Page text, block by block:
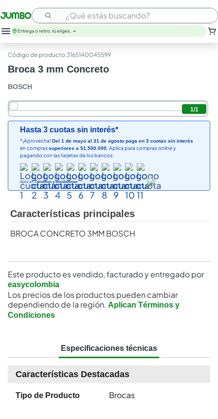
¿Qué estás buscando?
Entrega o retiro, tú eliges.
:3165140045599
Broca 3 mm Concreto
BOSCH
1/1
Hasta 3 cuotas sin interés*
*¡Aprovecha! Del 1 de mayo al 31 de agosto paga en 3 cuotas sin interés
en comprassuperiores a $1.500.000. Aplica para compras online y
pagando con las tarjetas de los bancos:
AplicanTérminos y condiciones
Características principales
BROCA CONCRETO 3MM BOSCH
Este producto es vendido, facturado y entregado por
easycolombia
Los precios de los productos pueden cambiar
dependiendo de la región. Aplican Términos y
Condiciones
Especificaciones técnicas
Características Destacadas
Tipo de Producto Brocas